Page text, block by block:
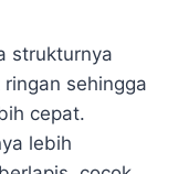
strukturnya
sehingga
cepat.
lebih